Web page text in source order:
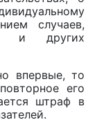
случаев,
и других
то
его
штраф в